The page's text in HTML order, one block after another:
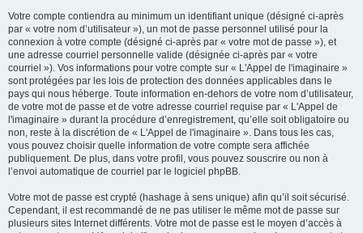
Votre compte contiendra au minimum un identifiant unique (désigné ci-après
par « votre nom d’utilisateur »), un mot de passe personnel utilisé pour la
connexion à votre compte (désigné ci-après par « votre mot de passe »), et
une adresse courriel personnelle valide (désignée ci-après par « votre
courriel »). Vos informations pour votre compte sur « L'Appel de l'imaginaire »
sont protégées par les lois de protection des données applicables dans le
pays qui nous héberge. Toute information en-dehors de votre nom d’utilisateur,
de votre mot de passe et de votre adresse courriel requise par « L'Appel de
l'imaginaire » durant la procédure d’enregistrement, qu’elle soit obligatoire ou
non, reste à la discrétion de « L'Appel de l'imaginaire ». Dans tous les cas,
vous pouvez choisir quelle information de votre compte sera affichée
publiquement. De plus, dans votre profil, vous pouvez souscrire ou non à
l’envoi automatique de courriel par le logiciel phpBB.
Votre mot de passe est crypté (hashage à sens unique) afin qu’il soit sécurisé.
Cependant, il est recommandé de ne pas utiliser le même mot de passe sur
plusieurs sites Internet différents. Votre mot de passe est le moyen d’accès à